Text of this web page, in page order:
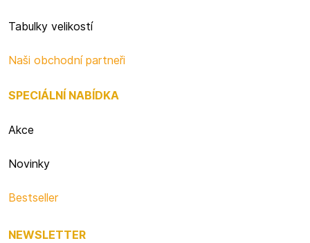
Tabulky velikostí
Naši obchodní partneři
SPECIÁLNÍ NABÍDKA
Akce
Novinky
Bestseller
NEWSLETTER